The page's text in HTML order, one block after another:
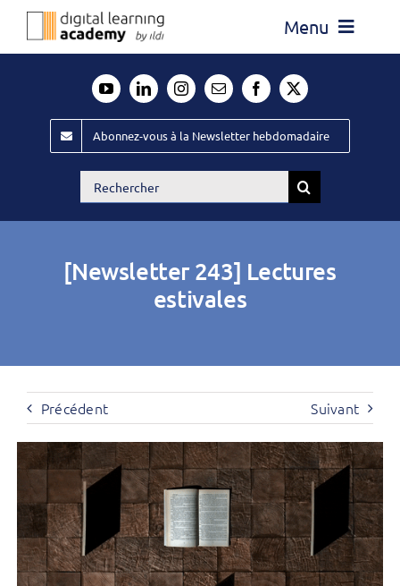
Passer
Menu
Évènements ILDI
Offres d’emploi
Publiez
Abonnez-vous à la Newsletter hebdomadaire
Rechercher:
[Newsletter 243] Lectures
estivales
Précédent Suivant